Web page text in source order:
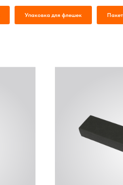
Упаковка для флешек